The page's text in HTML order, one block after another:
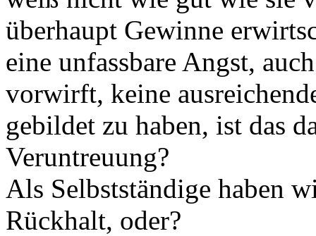
überhaupt Gewinne
eine unfassbare Angst,
vorwirft, keine
gebildet zu haben, ist das
Veruntreuung?
Als Selbstständige haben
Rückhalt, oder?